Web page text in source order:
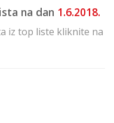
na dan 1.6.2018.
iz top liste kliknite na